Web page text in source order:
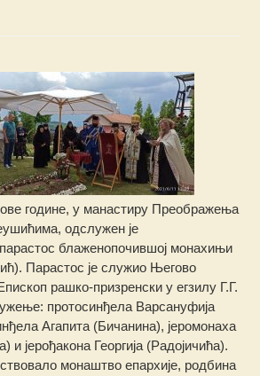
ове године, у манастиру Преображења
одслужен је
блаженопочившој монахињи
Парастос је служио Његово
рашко-призренски у егзилу Г.Г.
протосинђела Варсануфија
Агапита (Бичанина), јеромонаха
и јерођакона Георгија (Радојичића).
монаштво епархије, родбина